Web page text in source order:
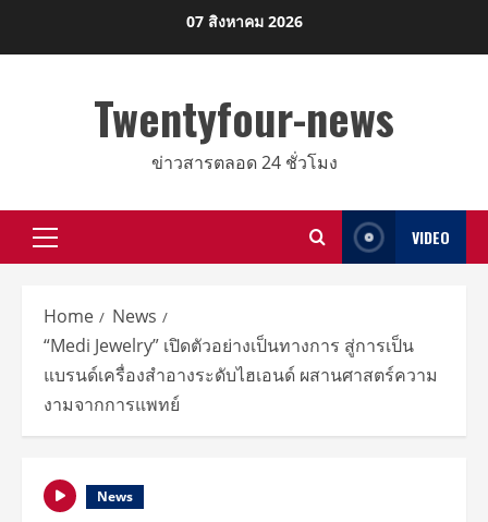
07 สิงหาคม 2026
Twentyfour-news
ข่าวสารตลอด 24 ชั่วโมง
Primary
VIDEO
Home
News
“Medi Jewelry” เปิดตัวอย่างเป็นทางการ สู่การเป็น
แบรนด์เครื่องสำอางระดับไฮเอนด์ ผสานศาสตร์ความ
งามจากการแพทย์
News